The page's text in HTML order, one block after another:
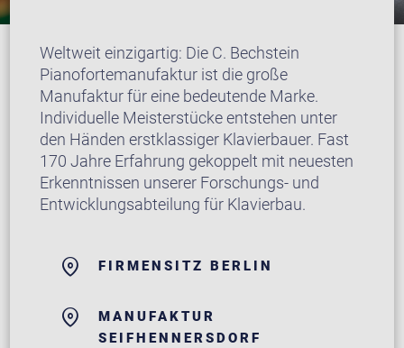
Weltweit einzigartig: Die C. Bechstein
Pianofortemanufaktur ist die große
Manufaktur für eine bedeutende Marke.
Individuelle Meisterstücke entstehen unter
den Händen erstklassiger Klavierbauer. Fast
170 Jahre Erfahrung gekoppelt mit neuesten
Erkenntnissen unserer Forschungs- und
Entwicklungsabteilung für Klavierbau.
FIRMENSITZ BERLIN
MANUFAKTUR
SEIFHENNERSDORF